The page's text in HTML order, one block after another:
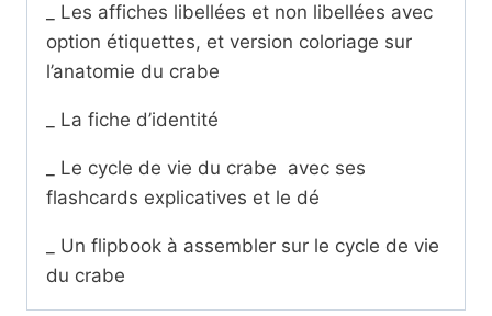
_ Les affiches libellées et non libellées avec
option étiquettes, et version coloriage sur
l’anatomie du crabe
_ La fiche d’identité
_ Le cycle de vie du crabe avec ses
flashcards explicatives et le dé
_ Un flipbook à assembler sur le cycle de vie
du crabe